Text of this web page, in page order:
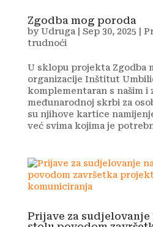
Zgodba mog poroda
byUdruga Sep 30, 2025
trudnoći
U sklopu projekta Zgodba
organizacije Inštitut
komplementaran s našim i
međunarodnoj skrbi za
su njihove kartice
već svima kojima je
Prijave za